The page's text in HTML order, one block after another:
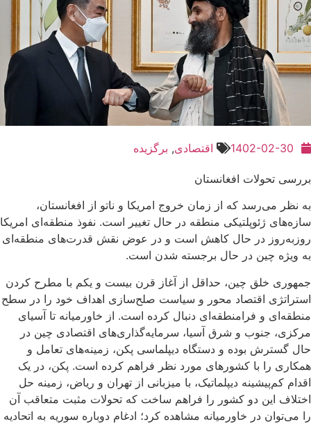
1402-02-30 اقتصادی, برگزیده
بررسی تحولات افغانستان
به نظر می‌رسد که از زمان خروج امریکا و ناتو از افغانستان،
سازه‌های ژئوپلتیکی منطقه در حال تغییر است. نفوذ منطقه‌ای امریکا
روزبه‌روز در حال کاهش است و در عوض نقش قدرت‌های منطقه‌ای
به ویژه چین در حال برجسته شدن است.
جمهوری خلق چین، حداقل از آغاز قرن بیست و یکم با مطرح کردن
استراتژی اقتصاد محور و سیاست صلح‌سازی اهداف خود را در سطح
منطقه‌ای و فرامنطقه‌ای دنبال کرده است. از خاورمیانه تا آسیای
مرکزی، جنوب و شرق آسیا، سرمایه‌گذاری‌های اقتصادی چین در
حال گسترش بوده و دستگاه دیپلماسی پکن، زمینه‌های تعامل و
همکاری را با کشورهای مورد نظر فراهم کرده است. پکن، در یک
اقدام کم‌پیشینه دیپلماتیک، با میزبانی از تهران و ریاض، زمینه حل
اختلاف این دو کشور را فراهم ساخت که تحولات مثبت متعاقب آن
را می‌توان در خاورمیانه مشاهده کرد؛ ادغام دوباره سوریه به اتحادیه